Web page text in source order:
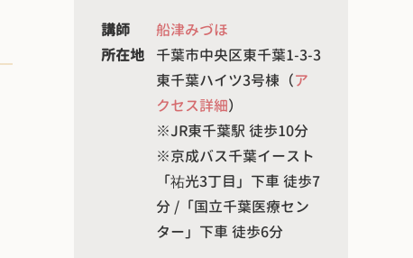
講師
船津みづほ
所在地
千葉市中央区東千葉1-3-3
東千葉ハイツ3号棟（ア
クセス詳細）
※JR東千葉駅 徒歩10分
※京成バス千葉イースト
「祐光3丁目」下車 徒歩7
分 /「国立千葉医療セン
ター」下車 徒歩6分